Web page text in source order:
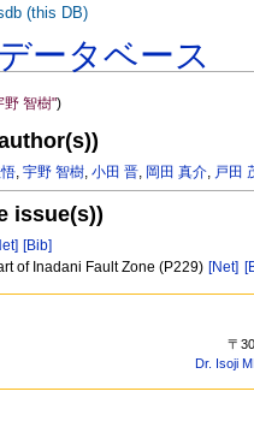
ータベース
野 智樹")
,宇野 智樹,小田 晋, 岡田 真介, 戸田
issue(s))
[Bib]
of Inadani Fault Zone (P229) [Net]
(this DB)
〒
Dr. Isoji